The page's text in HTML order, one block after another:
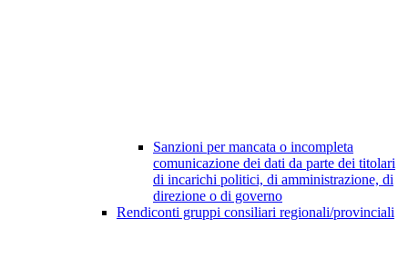
Sanzioni per mancata o incompleta
comunicazione dei dati da parte dei titolari
di incarichi politici, di amministrazione, di
direzione o di governo
Rendiconti gruppi consiliari regionali/provinciali